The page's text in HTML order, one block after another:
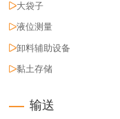
大袋子
液位测量
卸料辅助设备
黏土存储
输送